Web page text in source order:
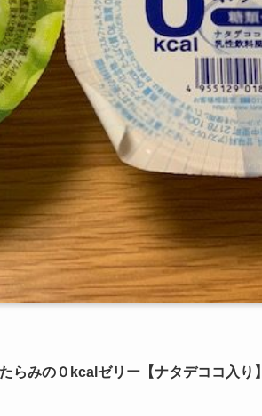
たらみの０kcalゼリー【ナタデココ入り】